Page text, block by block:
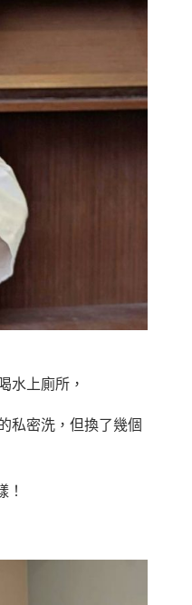
水上廁所，
私密洗，但換了幾個